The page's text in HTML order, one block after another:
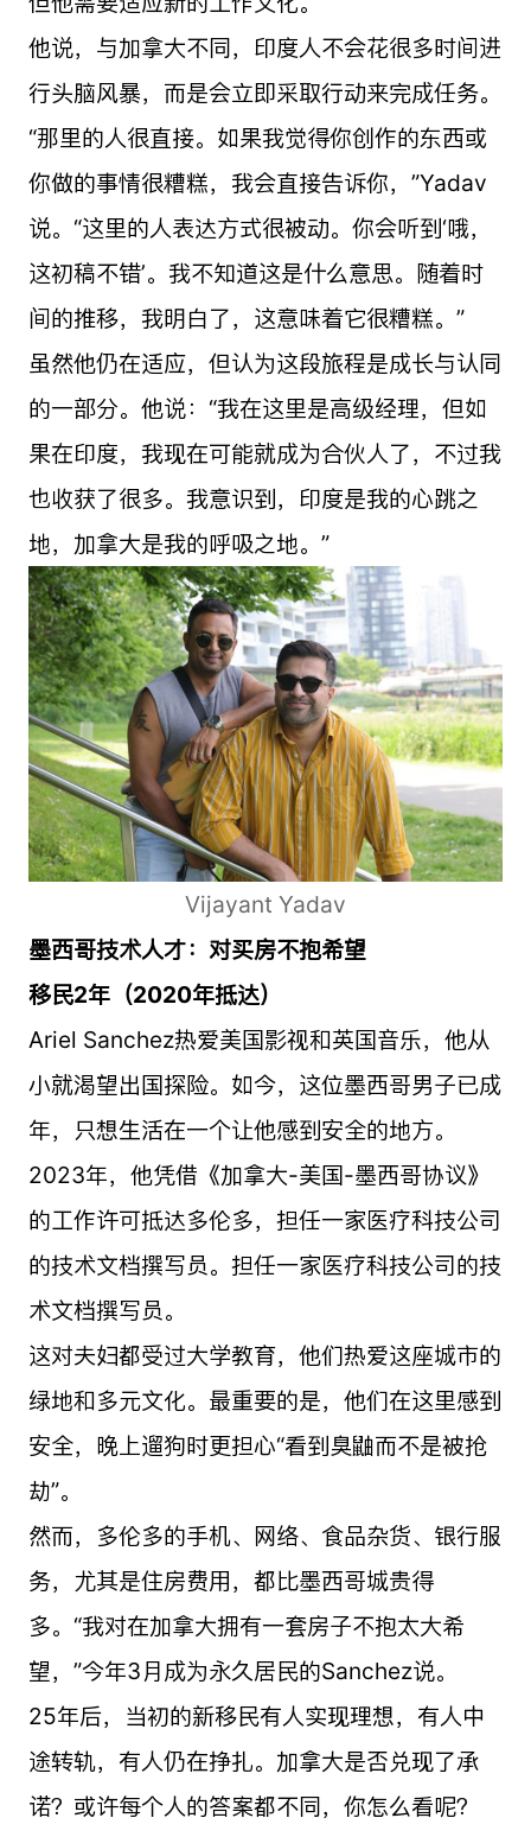
他说，与加拿大不同，印度人不会花很多时间进
行头脑风暴，而是会立即采取行动来完成任务。
“那里的人很直接。如果我觉得你创作的东西或
你做的事情很糟糕，我会直接告诉你，”Yadav
说。“这里的人表达方式很被动。你会听到‘哦，
这初稿不错’。我不知道这是什么意思。随着时
间的推移，我明白了，这意味着它很糟糕。”
虽然他仍在适应，但认为这段旅程是成长与认同
的一部分。他说：“我在这里是高级经理，但如
果在印度，我现在可能就成为合伙人了，不过我
也收获了很多。我意识到，印度是我的心跳之
地，加拿大是我的呼吸之地。”
Vijayant Yadav
墨西哥技术人才：对买房不抱希望
移民2年（2020年抵达）
Ariel Sanchez热爱美国影视和英国音乐，他从
小就渴望出国探险。如今，这位墨西哥男子已成
年，只想生活在一个让他感到安全的地方。
2023年，他凭借《加拿大-美国-墨西哥协议》
的工作许可抵达多伦多，担任一家医疗科技公司
的技术文档撰写员。担任一家医疗科技公司的技
术文档撰写员。
这对夫妇都受过大学教育，他们热爱这座城市的
绿地和多元文化。最重要的是，他们在这里感到
安全，晚上遛狗时更担心“看到臭鼬而不是被抢
劫”。
然而，多伦多的手机、网络、食品杂货、银行服
务，尤其是住房费用，都比墨西哥城贵得
多。“我对在加拿大拥有一套房子不抱太大希
望，”今年3月成为永久居民的Sanchez说。
25年后，当初的新移民有人实现理想，有人中
途转轨，有人仍在挣扎。加拿大是否兑现了承
诺？或许每个人的答案都不同，你怎么看呢？